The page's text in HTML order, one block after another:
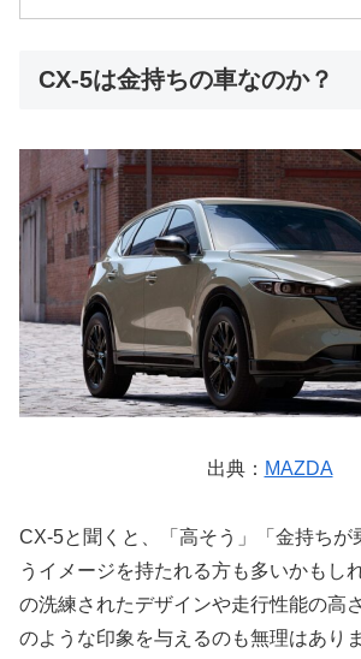
CX-5は金持ちの車なのか？
出典： MAZDA
CX-5と聞くと、「高そう」「金持ちが
うイメージを持たれる方も多いかもし
の洗練されたデザインや走行性能の高
のような印象を与えるのも無理はあり